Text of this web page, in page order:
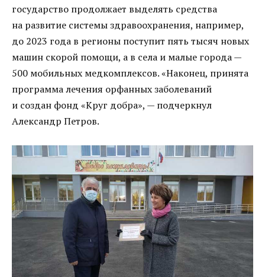
государство продолжает выделять средства
на развитие системы здравоохранения, например,
до 2023 года в регионы поступит пять тысяч новых
машин скорой помощи, а в села и малые города —
500 мобильных медкомплексов. «Наконец, принята
программа лечения орфанных заболеваний
и создан фонд «Круг добра», — подчеркнул
Александр Петров.